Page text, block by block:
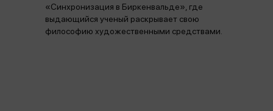
«Синхронизация в Биркенвальде», где
выдающийся ученый раскрывает свою
философию художественными средствами.